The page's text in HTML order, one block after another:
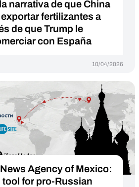
narrativa de que China
fertilizantes a
de que Trump le
con España
10/04/2026
Agency of Mexico:
for pro-Russian